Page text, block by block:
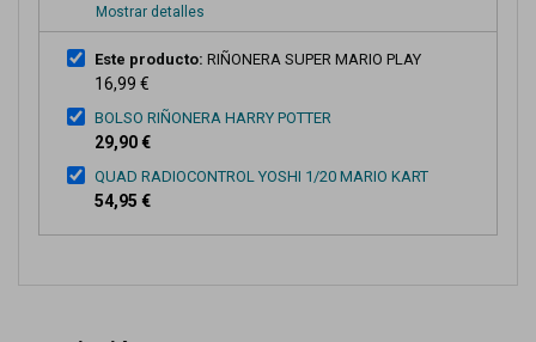
Mostrar detalles
Este producto: RIÑONERA SUPER MARIO PLAY
16,99 €
BOLSO RIÑONERA HARRY POTTER
29,90 €
QUAD RADIOCONTROL YOSHI 1/20 MARIO KART
54,95 €